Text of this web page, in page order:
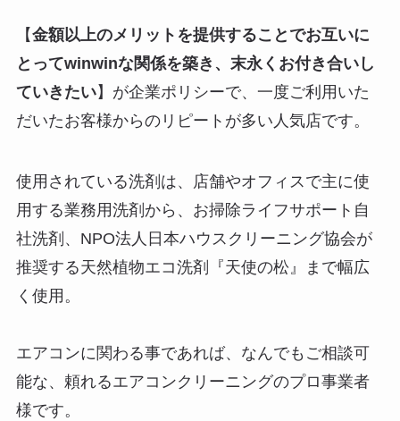
【金額以上のメリットを提供することでお互いに
とってwinwinな関係を築き、末永くお付き合いし
ていきたい】が企業ポリシーで、一度ご利用いた
だいたお客様からのリピートが多い人気店です。
使用されている洗剤は、店舗やオフィスで主に使
用する業務用洗剤から、お掃除ライフサポート自
社洗剤、NPO法人日本ハウスクリーニング協会が
推奨する天然植物エコ洗剤『天使の松』まで幅広
く使用。
エアコンに関わる事であれば、なんでもご相談可
能な、頼れるエアコンクリーニングのプロ事業者
様です。